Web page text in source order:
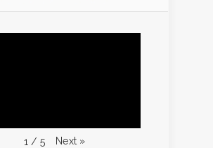
1 / 5 Next »